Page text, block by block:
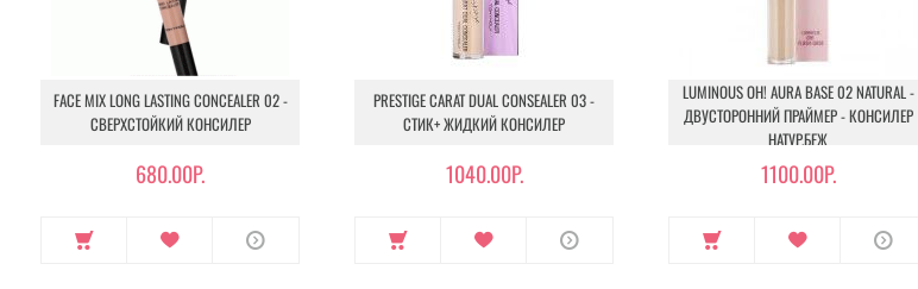
FACE MIX LONG LASTING CONCEALER 02 -
СВЕРХСТОЙКИЙ КОНСИЛЕР
680.00Р.
PRESTIGE CARAT DUAL CONSEALER 03 -
СТИК+ ЖИДКИЙ КОНСИЛЕР
1040.00Р.
LUMINOUS OH! AURA BASE 02 NATURAL -
ДВУСТОРОННИЙ ПРАЙМЕР - КОНСИЛЕР
НАТУР.БЕЖ
1100.00Р.